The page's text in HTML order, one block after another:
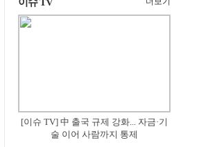
[이슈 TV] 中 출국 규제 강화... 자금·기
술 이어 사람까지 통제